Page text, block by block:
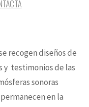
recogen diseños de
y testimonios de las
sonoras
en la